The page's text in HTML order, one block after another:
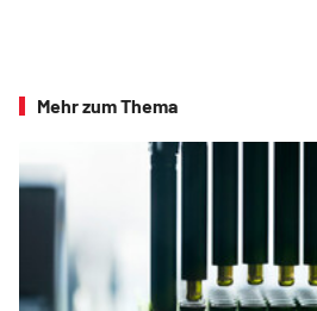
Mehr zum Thema